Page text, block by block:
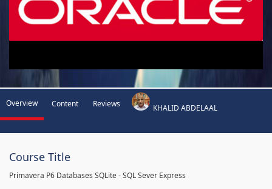
Overview Content Reviews KHALID ABDELAAL
Course Title
Primavera P6 Databases SQLite - SQL Sever Express